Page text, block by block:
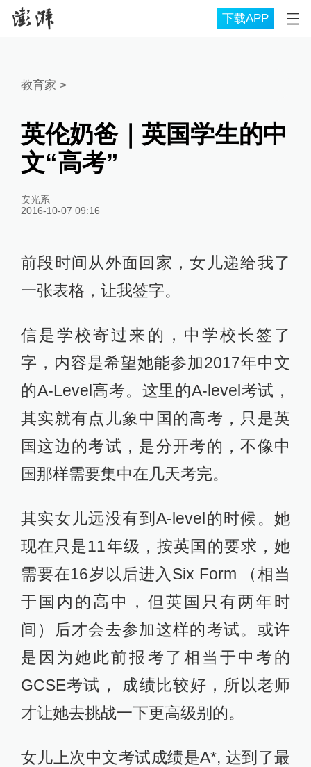
下载APP
教育家 >
英伦奶爸｜英国学生的中
文“高考”
安光系
2016-10-07 09:16
前段时间从外面回家，女儿递给我了
一张表格，让我签字。
信是学校寄过来的，中学校长签了
字，内容是希望她能参加2017年中文
的A-Level高考。这里的A-level考试，
其实就有点儿象中国的高考，只是英
国这边的考试，是分开考的，不像中
国那样需要集中在几天考完。
其实女儿远没有到A-level的时候。她
现在只是11年级，按英国的要求，她
需要在16岁以后进入Six Form （相当
于国内的高中，但英国只有两年时
间）后才会去参加这样的考试。或许
是因为她此前报考了相当于中考的
GCSE考试， 成绩比较好，所以老师
才让她去挑战一下更高级别的。
女儿上次中文考试成绩是A*, 达到了最